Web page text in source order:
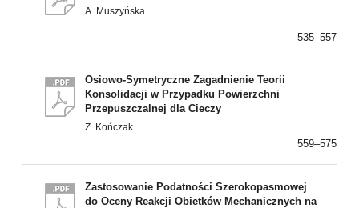
A. Muszyńska
535–557
Osiowo-Symetryczne Zagadnienie Teorii
Konsolidacji w Przypadku Powierzchni
Przepuszczalnej dla Cieczy
Z. Kończak
559–575
Zastosowanie Podatności Szerokopasmowej
do Oceny Reakcji Obietków Mechanicznych na